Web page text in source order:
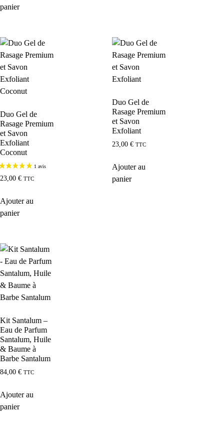
panier
Duo Gel de
Rasage Premium
et Savon
Exfoliant
Coconut
23,00 € TTC
Ajouter au
panier
Duo Gel de
Rasage Premium
et Savon
Exfoliant
23,00 € TTC
Ajouter au
panier
Kit Santalum –
Eau de Parfum
Santalum, Huile
& Baume à
Barbe Santalum
84,00 € TTC
Ajouter au
panier